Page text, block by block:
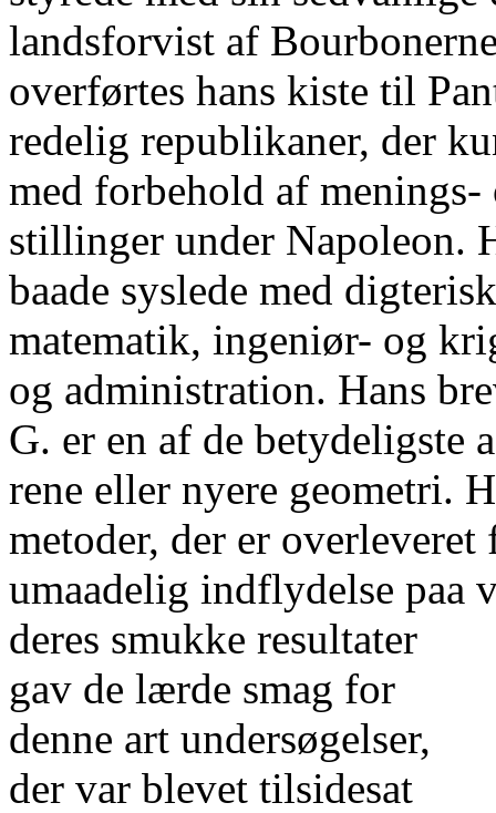
landsforvist af
overførtes hans kiste til
redelig republikaner, der
med forbehold af
stillinger under Napoleon.
baade syslede med
matematik, ingeniør- og
og administration. Hans
G. er en af de betydeligste
rene eller nyere geometri.
metoder, der er
umaadelig indflydelse paa
deres smukke resultater
gav de lærde smag for
denne art undersøgelser,
der var blevet tilsidesat